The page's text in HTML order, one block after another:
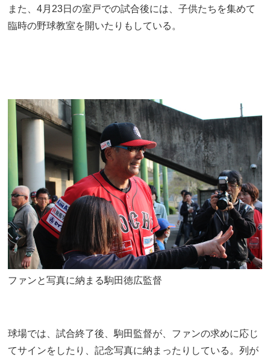
また、4月23日の室戸での試合後には、子供たちを集めて
臨時の野球教室を開いたりもしている。
ファンと写真に納まる駒田徳広監督
球場では、試合終了後、駒田監督が、ファンの求めに応じ
てサインをしたり、記念写真に納まったりしている。列が